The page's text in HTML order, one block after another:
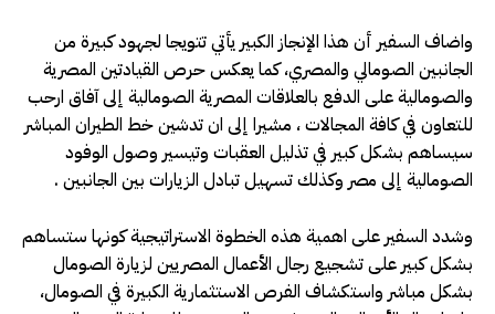
واضاف السفير أن هذا الإنجاز الكبير يأتي تتويجا لجهود كبيرة من
الجانبين الصومالي والمصري، كما يعكس حرص القيادتين المصرية
والصومالية على الدفع بالعلاقات المصرية الصومالية إلى آفاق ارحب
للتعاون في كافة المجالات ، مشيرا إلى ان تدشين خط الطيران المباشر
سيساهم بشكل كبير في تذليل العقبات وتيسير وصول الوفود
الصومالية إلى مصر وكذلك تسهيل تبادل الزيارات بين الجانبين .
وشدد السفير على اهمية هذه الخطوة الاستراتيجية كونها ستساهم
بشكل كبير على تشجيع رجال الأعمال المصريين لزيارة الصومال
بشكل مباشر واستكشاف الفرص الاستثمارية الكبيرة في الصومال،